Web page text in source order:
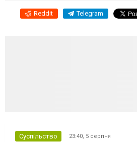
Reddit Telegram
Суспільство 23:40, 5 серпня